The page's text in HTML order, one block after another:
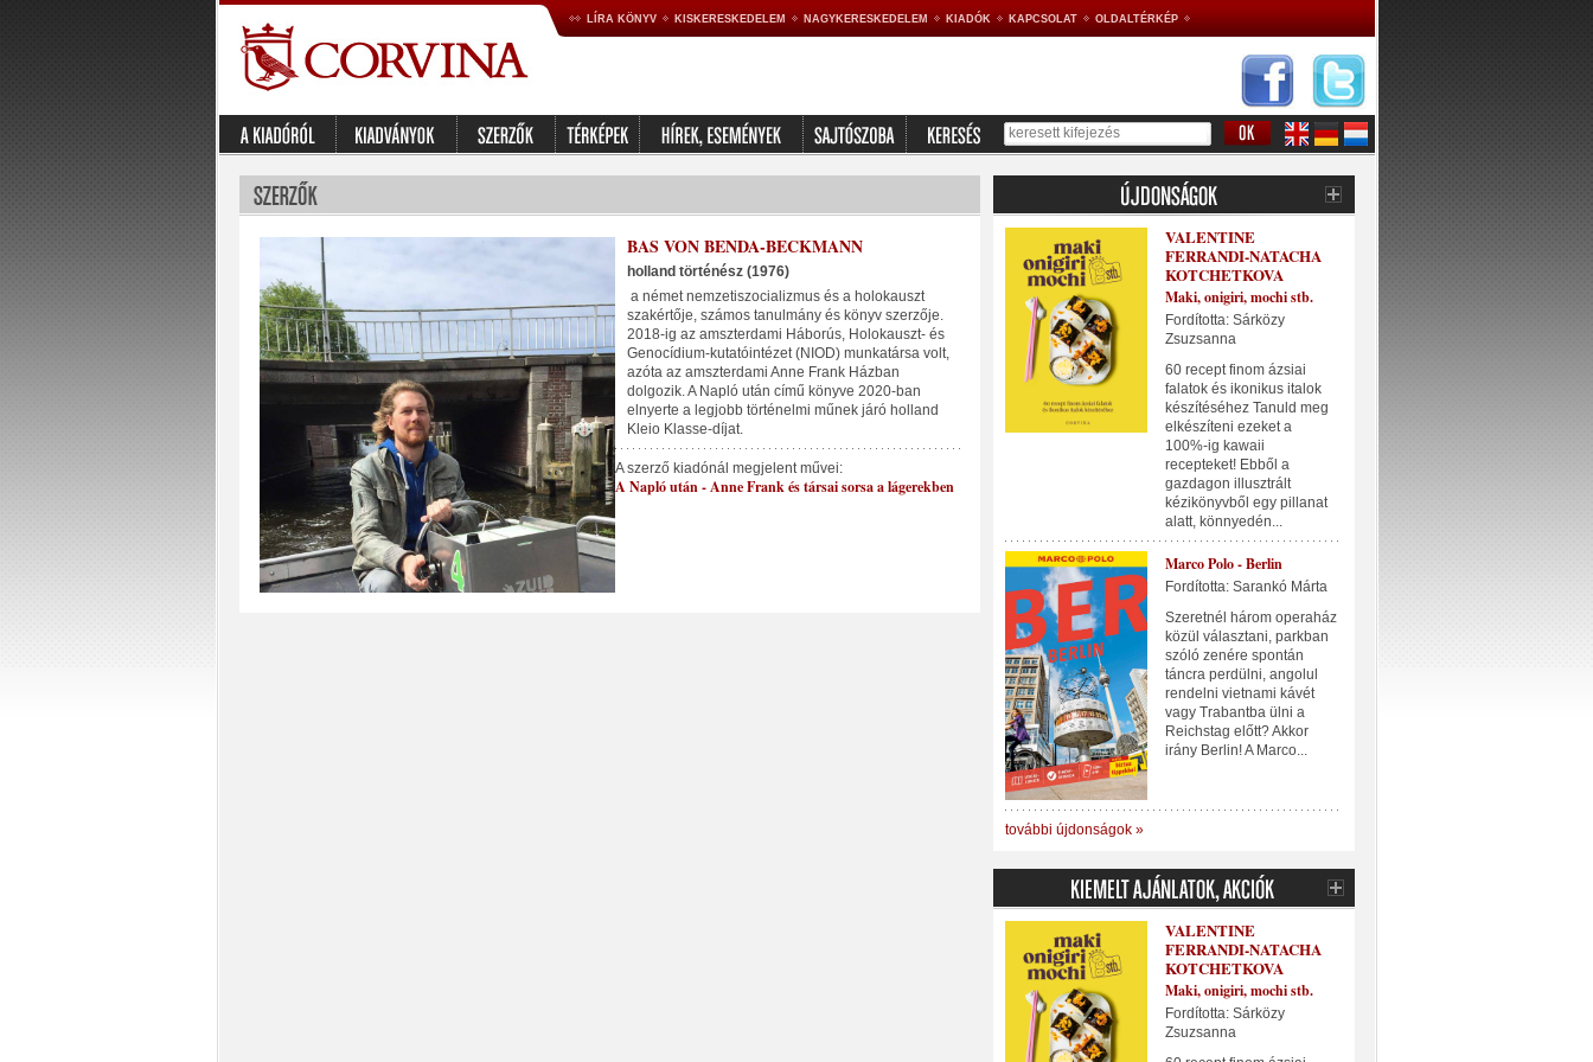
LÍRA KÖNYV KISKERESKEDELEM NAGYKERESKEDELEM KIADÓK KAPCSOLAT OLDALTÉRKÉP
BAS VON BENDA-BECKMANN
holland történész (1976)
a német nemzetiszocializmus és a holokauszt
szakértője, számos tanulmány és könyv szerzője.
2018-ig az amszterdami Háborús, Holokauszt- és
Genocídium-kutatóintézet (NIOD) munkatársa volt,
azóta az amszterdami Anne Frank Házban
dolgozik. A Napló után című könyve 2020-ban
elnyerte a legjobb történelmi műnek járó holland
Kleio Klasse-díjat.
A szerző kiadónál megjelent művei:
A Napló után - Anne Frank és társai sorsa a lágerekben
VALENTINE
FERRANDI-NATACHA
KOTCHETKOVA
Maki, onigiri, mochi stb.
Fordította: Sárközy
Zsuzsanna
60 recept finom ázsiai
falatok és ikonikus italok
készítéséhez Tanuld meg
elkészíteni ezeket a
100%-ig kawaii
recepteket! Ebből a
gazdagon illusztrált
kézikönyvből egy pillanat
alatt, könnyedén...
Marco Polo - Berlin
Fordította: Sarankó Márta
Szeretnél három operaház
közül választani, parkban
szóló zenére spontán
táncra perdülni, angolul
rendelni vietnami kávét
vagy Trabantba ülni a
Reichstag előtt? Akkor
irány Berlin! A Marco...
további újdonságok »
VALENTINE
FERRANDI-NATACHA
KOTCHETKOVA
Maki, onigiri, mochi stb.
Fordította: Sárközy
Zsuzsanna